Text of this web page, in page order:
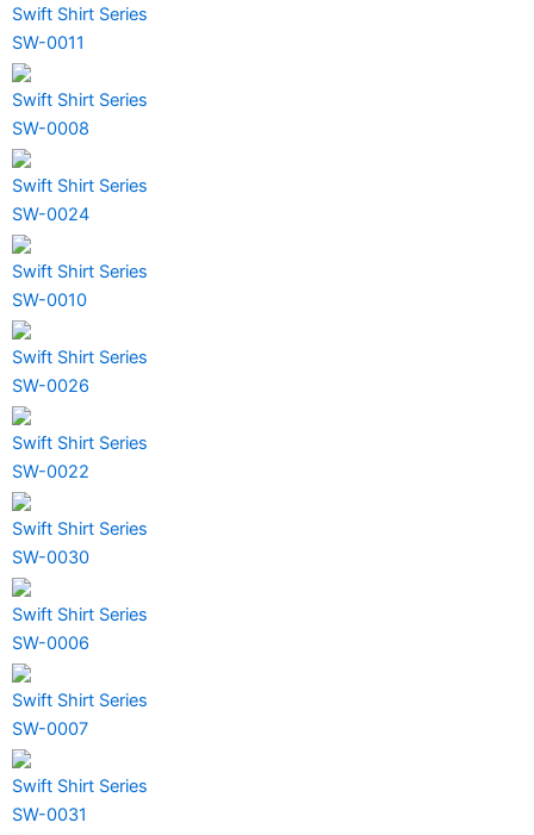
Swift Shirt Series
SW-0011
Swift Shirt Series
SW-0008
Swift Shirt Series
SW-0024
Swift Shirt Series
SW-0010
Swift Shirt Series
SW-0026
Swift Shirt Series
SW-0022
Swift Shirt Series
SW-0030
Swift Shirt Series
SW-0006
Swift Shirt Series
SW-0007
Swift Shirt Series
SW-0031